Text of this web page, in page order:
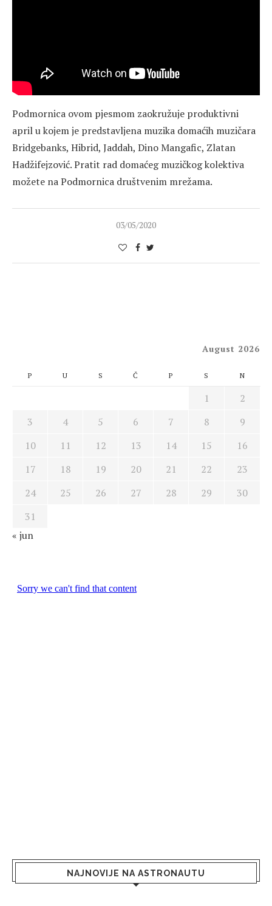
Podmornica ovom pjesmom zaokružuje produktivni
april u kojem je predstavljena muzika domaćih muzičara
Bridgebanks, Hibrid, Jaddah, Dino Mangafic, Zlatan
Hadžifejzović. Pratit rad domaćeg muzičkog kolektiva
možete na Podmornica društvenim mrežama.
03/05/2020
August 2026
P U S Č P S N
1
2
3
4 5 6 7 8
9
10
11 12 13 14 15
16
17
18 19 20 21 22
23
24
25 26 27 28 29
30
31
« jun
NAJNOVIJE NA ASTRONAUTU